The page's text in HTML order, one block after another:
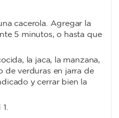
cacerola. Agregar la
5 minutos, o hasta que
la jaca, la manzana,
de verduras en jarra de
y cerrar bien la